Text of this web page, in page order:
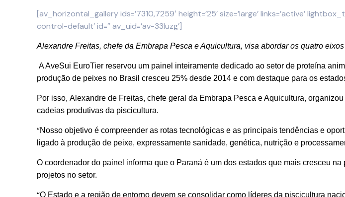
[av_horizontal_gallery ids=’7310,7259′ height=’25’ size=’large’ links=’active’
control-default’ id=” av_uid=’av-33luzg’]
Alexandre Freitas, chefe da Embrapa Pesca e Aquicultura, visa abordar os quatro
A AveSui EuroTier reservou um painel inteiramente dedicado ao setor de proteína
produção de peixes no Brasil cresceu 25% desde 2014 e com destaque para os
Por isso, Alexandre de Freitas, chefe geral da Embrapa Pesca e Aquicultura,
cadeias produtivas da piscicultura.
“Nosso objetivo é compreender as rotas tecnológicas e as principais tendências e
ligado à produção de peixe, expressamente sanidade, genética, nutrição e
O coordenador do painel informa que o Paraná é um dos estados que mais cresceu
projetos no setor.
“O Estado e a região de entorno devem se consolidar como líderes da piscicultura